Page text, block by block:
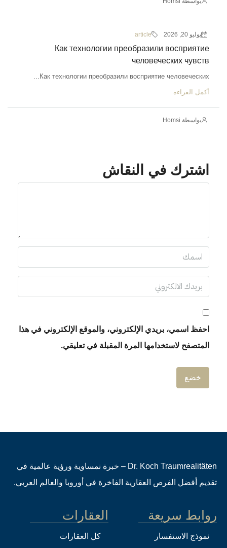
يوليو 20, 2026 article
Как технологии преобразили восприятие
человеческих чувств
Как технологии преобразили восприятие человеческих...
أكمل القراءة
بواسطة Homsi
اشترك في النقاش
احفظ اسمي، بريدي الإلكتروني، والموقع الإلكتروني في هذا
المتصفح لاستخدامها المرة المقبلة في تعليقي.
Dr. Koch Traumrealitäten – خبرة نمساوية ورؤية عالمية في
تقديم أفضل الفرص العقارية الفاخرة في أوروبا والعالم العربي.
روابط سريعة
نموذج الاستفسار
العقارات
كل العقارات